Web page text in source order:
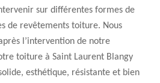
sur différentes formes de
de revêtements toiture. Nous
l’intervention de notre
toiture à Saint Laurent Blangy
esthétique, résistante et bien